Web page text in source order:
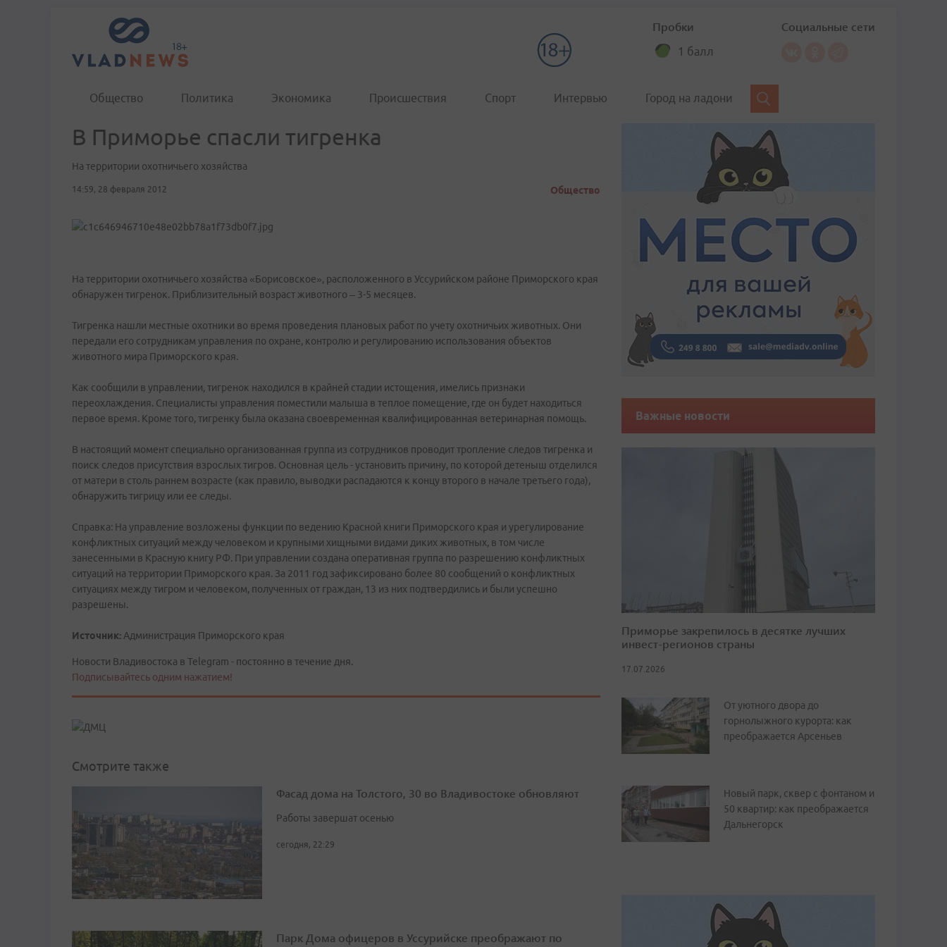
Пробки
1 балл
Социальные сети
Общество Политика Экономика Происшествия Спорт Интервью Город на ладони
В Приморье спасли тигренка
На территории охотничьего хозяйства
14:59, 28 февраля 2012 Общество
На территории охотничьего хозяйства «Борисовское», расположенного в Уссурийском районе Приморского края
обнаружен тигренок. Приблизительный возраст животного – 3-5 месяцев.
Тигренка нашли местные охотники во время проведения плановых работ по учету охотничьих животных. Они
передали его сотрудникам управления по охране, контролю и регулированию использования объектов
животного мира Приморского края.
Как сообщили в управлении, тигренок находился в крайней стадии истощения, имелись признаки
переохлаждения. Специалисты управления поместили малыша в теплое помещение, где он будет находиться
первое время. Кроме того, тигренку была оказана своевременная квалифицированная ветеринарная помощь.
В настоящий момент специально организованная группа из сотрудников проводит тропление следов тигренка и
поиск следов присутствия взрослых тигров. Основная цель - установить причину, по которой детеныш отделился
от матери в столь раннем возрасте (как правило, выводки распадаются к концу второго в начале третьего года),
обнаружить тигрицу или ее следы.
Справка: На управление возложены функции по ведению Красной книги Приморского края и урегулирование
конфликтных ситуаций между человеком и крупными хищными видами диких животных, в том числе
занесенными в Красную книгу РФ. При управлении создана оперативная группа по разрешению конфликтных
ситуаций на территории Приморского края. За 2011 год зафиксировано более 80 сообщений о конфликтных
ситуациях между тигром и человеком, полученных от граждан, 13 из них подтвердились и были успешно
разрешены.
Источник: Администрация Приморского края
Новости Владивостока в Telegram - постоянно в течение дня.
Подписывайтесь одним нажатием!
Смотрите также
Фасад дома на Толстого, 30 во Владивостоке обновляют
Работы завершат осенью
сегодня, 22:29
Парк Дома офицеров в Уссурийске преображают по
Важные новости
Приморье закрепилось в десятке лучших
инвест-регионов страны
17.07.2026
От уютного двора до
горнолыжного курорта: как
преображается Арсеньев
Новый парк, сквер с фонтаном и
50 квартир: как преображается
Дальнегорск